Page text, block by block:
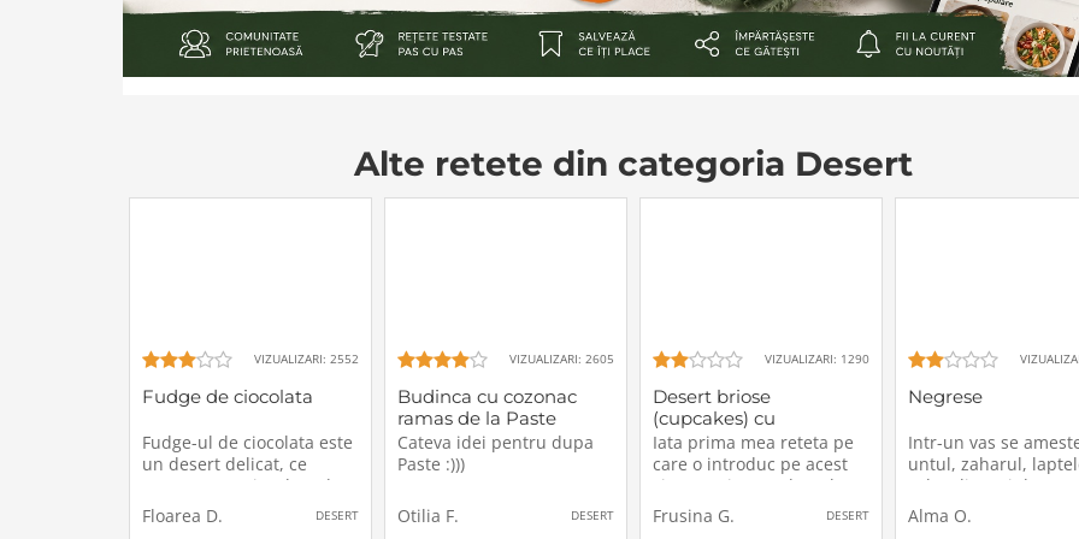
Alte retete din categoria Desert
VIZUALIZARI: 2552
Fudge de ciocolata
Fudge-ul de ciocolata este
un desert delicat, ce
seamana cu ciocolata de
casa dar este mai fin, se
topeste in gura, are o
Floarea D. DESERT
VIZUALIZARI: 2605
Budinca cu cozonac
ramas de la Paste
Cateva idei pentru dupa
Paste :)))
Otilia F. DESERT
VIZUALIZARI: 1290
Desert briose
(cupcakes) cu
buttercream
Iata prima mea reteta pe
care o introduc pe acest
site. Ma tineam demult sa
fac aceste briose decorate
in stil american, si in
Frusina G. DESERT
Negrese
Intr-un vas se
untul, zaharul,
cele 2 linguri de
pune vasul pe foc si
amesteca continuu
Alma O.